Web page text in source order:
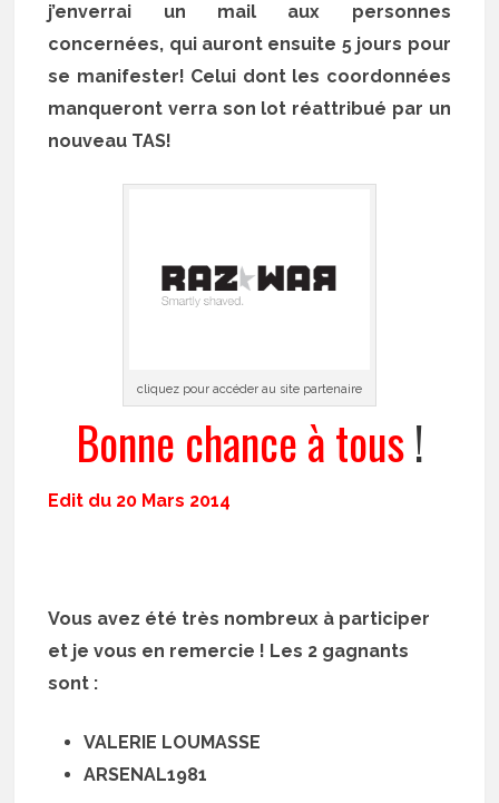
j’enverrai un mail aux personnes
concernées, qui auront ensuite 5 jours pour
se manifester! Celui dont les coordonnées
manqueront verra son lot réattribué par un
nouveau TAS!
cliquez pour accéder au site partenaire
Bonne chance à tous!
Edit du 20 Mars 2014
Vous avez été très nombreux à participer
et je vous en remercie ! Les 2 gagnants
sont :
VALERIE LOUMASSE
ARSENAL1981